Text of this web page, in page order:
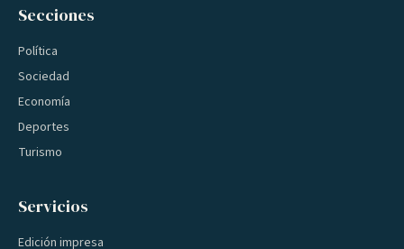
Secciones
Política
Sociedad
Economía
Deportes
Turismo
Servicios
Edición impresa